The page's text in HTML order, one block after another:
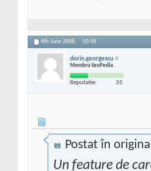
4th June 2008, 10:18
dorin.georgescu
Membru SeoPedia
Reputatie: 35
Postat în
Un feature de